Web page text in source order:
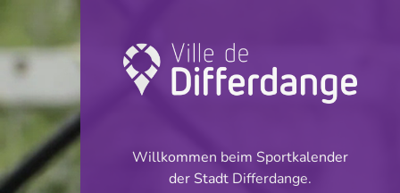
Turnier: Football
INFOS
Willkommen beim Sportkalender
der Stadt Differdange.